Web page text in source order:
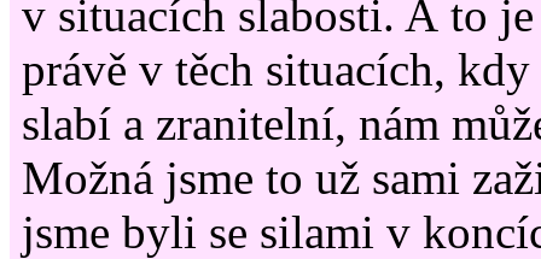
v situacích slabosti. A to
právě v těch situacích,
slabí a zranitelní, nám
Možná jsme to už sami
jsme byli se silami v